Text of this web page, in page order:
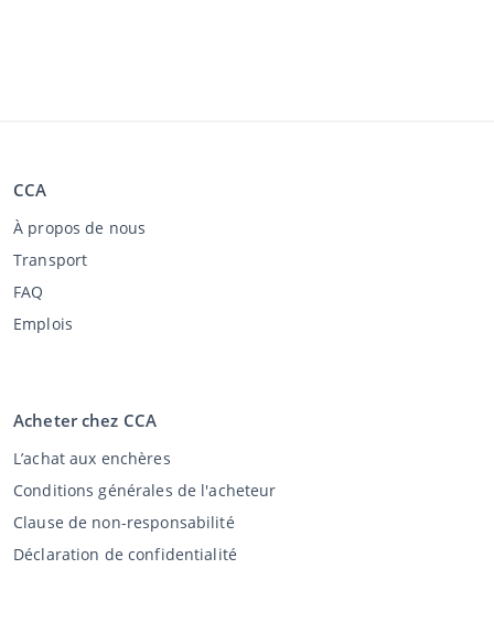
CCA
À propos de nous
Transport
FAQ
Emplois
Acheter chez CCA
L’achat aux enchères
Conditions générales de l'acheteur
Clause de non-responsabilité
Déclaration de confidentialité